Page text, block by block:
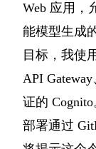
Web 应用，
能模型生成
目标，我使
API
证的
部署通过